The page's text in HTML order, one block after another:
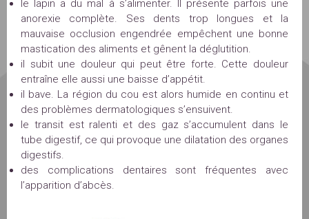
le lapin a du mal à s’alimenter. Il présente parfois une
anorexie complète. Ses dents trop longues et la
mauvaise occlusion engendrée empêchent une bonne
mastication des aliments et gênent la déglutition.
il subit une douleur qui peut être forte. Cette douleur
entraîne elle aussi une baisse d’appétit.
il bave. La région du cou est alors humide en continu et
des problèmes dermatologiques s’ensuivent.
le transit est ralenti et des gaz s’accumulent dans le
tube digestif, ce qui provoque une dilatation des organes
digestifs.
des complications dentaires sont fréquentes avec
l’apparition d’abcès.